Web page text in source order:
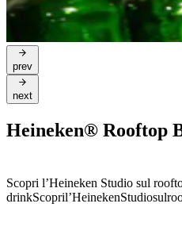
prev
next
Heineken® Rooftop
Scopri l’Heineken Studio sul
drinkScopril’HeinekenStudiosul